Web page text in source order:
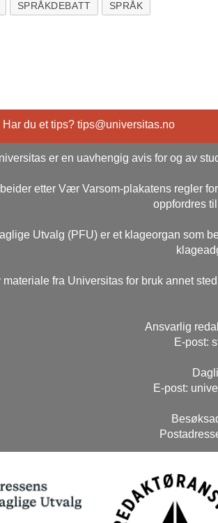
SPRÅKDEBATT SPRÅK
Har du et tips? tips@universitas.no
er en uavhengig avis for og av
etter Vær Varsom-plakatens regler
oppfordres
Utvalg (PFU) er et klageorgan som
materiale fra Universitas for bruk annet
Ansvarlig
E-post:
E-post: